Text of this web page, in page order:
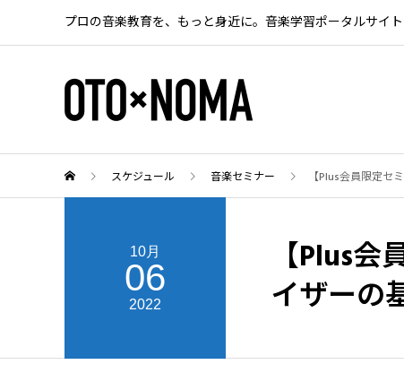
プロの音楽教育を、もっと身近に。音楽学習ポータルサイト
スケジュール 音楽セミナー 【Plus会員限定セ
10月
06
2022
【Plus
イザーの